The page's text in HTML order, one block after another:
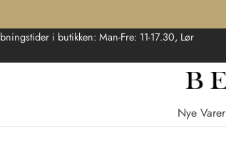
i butikken: Man-Fre: 11-17.30, Lør
Nye Varer